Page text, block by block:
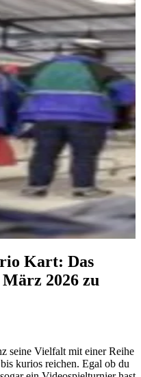
Kart: Das
2026 zu
seine Vielfalt mit einer Reihe
kurios reichen. Egal ob du